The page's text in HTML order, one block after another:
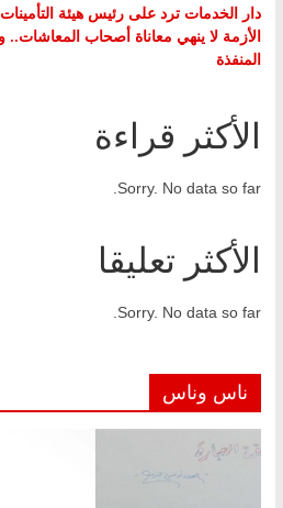
دار الخدمات ترد على رئيس هيئة
الأزمة لا ينهي معاناة أصحاب
المنفذة
الأكثر قراءة
Sorry. No data so far.
الأكثر تعليقا
Sorry. No data so far.
ناس وناس